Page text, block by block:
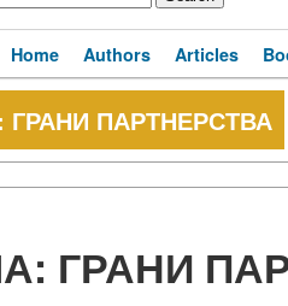
Home Authors Articles
ПАРТНЕРСТВА
ГРАНИ